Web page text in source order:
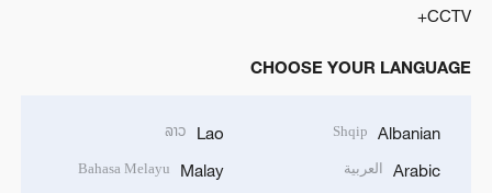
CCTV+
CHOOSE YOUR LANGUAGE
Albanian
Shqip
Arabic العربية
Lao
ລາວ
Malay
Bahasa Melayu